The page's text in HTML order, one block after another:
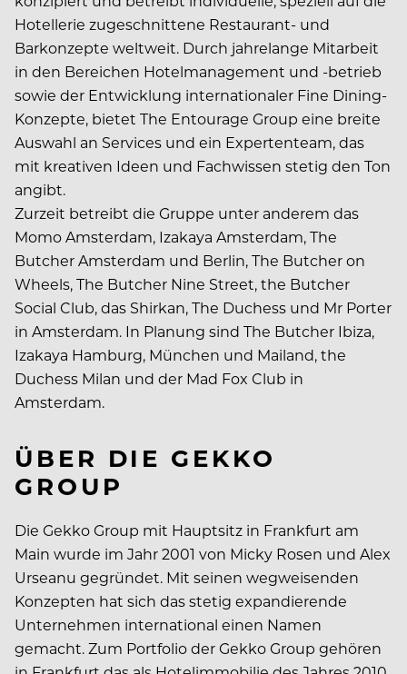
Hotellerie zugeschnittene Restaurant- und
Barkonzepte weltweit. Durch jahrelange Mitarbeit
in den Bereichen Hotelmanagement und -betrieb
sowie der Entwicklung internationaler Fine Dining-
Konzepte, bietet The Entourage Group eine breite
Auswahl an Services und ein Expertenteam, das
mit kreativen Ideen und Fachwissen stetig den Ton
angibt.
Zurzeit betreibt die Gruppe unter anderem das
Momo Amsterdam, Izakaya Amsterdam, The
Butcher Amsterdam und Berlin, The Butcher on
Wheels, The Butcher Nine Street, the Butcher
Social Club, das Shirkan, The Duchess und Mr Porter
in Amsterdam. In Planung sind The Butcher Ibiza,
Izakaya Hamburg, München und Mailand, the
Duchess Milan und der Mad Fox Club in
Amsterdam.
ÜBER DIE GEKKO
GROUP
Die Gekko Group mit Hauptsitz in Frankfurt am
Main wurde im Jahr 2001 von Micky Rosen und Alex
Urseanu gegründet. Mit seinen wegweisenden
Konzepten hat sich das stetig expandierende
Unternehmen international einen Namen
gemacht. Zum Portfolio der Gekko Group gehören